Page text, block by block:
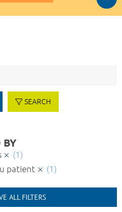
SEARCH
BY
(1)
patient
(1)
ALL FILTERS